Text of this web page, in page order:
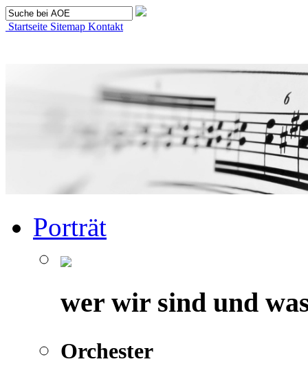
Startseite Sitemap Kontakt
Porträt
wer wir sind und
Orchester